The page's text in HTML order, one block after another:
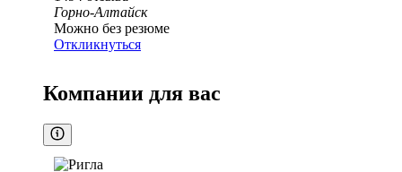
Горно-Алтайск
Можно без резюме
Откликнуться
Компании для вас